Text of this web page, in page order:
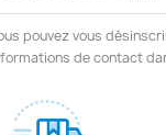
pouvez vous
de contact